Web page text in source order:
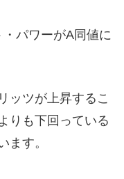
パワーがA同値に
ッツが上昇するこ
りも下回っている
ます。